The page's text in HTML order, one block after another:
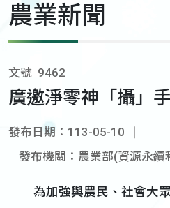
農業新聞
文號 9462
廣邀淨零神「攝」
發布日期：113-05-10
發布機關：農業部(資源永續
為加強與農民、社會大眾